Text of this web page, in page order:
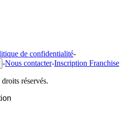
de confidentialité-
-Nous contacter-Inscription Franchise
réservés.